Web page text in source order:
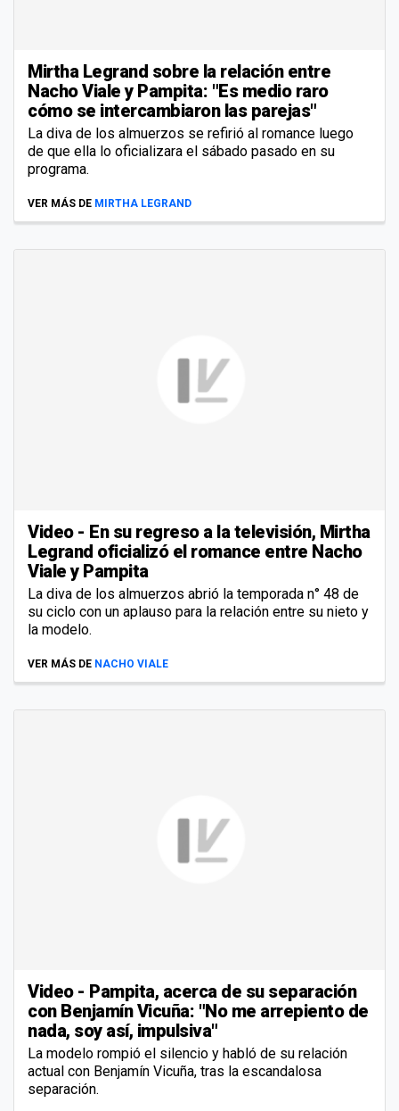
Mirtha Legrand sobre la relación entre
Nacho Viale y Pampita: "Es medio raro
cómo se intercambiaron las parejas"
La diva de los almuerzos se refirió al romance luego
de que ella lo oficializara el sábado pasado en su
programa.
VER MÁS DE MIRTHA LEGRAND
Video - En su regreso a la televisión, Mirtha
Legrand oficializó el romance entre Nacho
Viale y Pampita
La diva de los almuerzos abrió la temporada n° 48 de
su ciclo con un aplauso para la relación entre su nieto y
la modelo.
VER MÁS DE NACHO VIALE
Video - Pampita, acerca de su separación
con Benjamín Vicuña: "No me arrepiento de
nada, soy así, impulsiva"
La modelo rompió el silencio y habló de su relación
actual con Benjamín Vicuña, tras la escandalosa
separación.